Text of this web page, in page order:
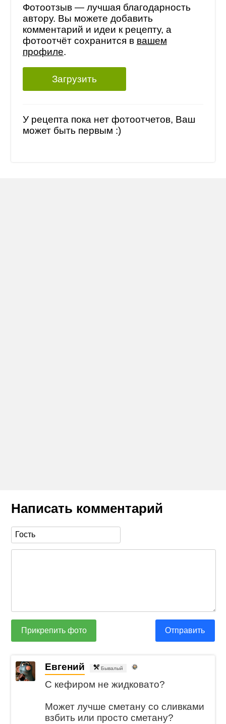
Фотоотзыв — лучшая благодарность
автору. Вы можете добавить
комментарий и идеи к рецепту, а
фотоотчёт сохранится в вашем
профиле.
Загрузить
У рецепта пока нет фотоотчетов, Ваш
может быть первым :)
Написать комментарий
Прикрепить фото Отправить
Евгений Бывалый
С кефиром не жидковато?
Может лучше сметану со сливками
взбить или просто сметану?